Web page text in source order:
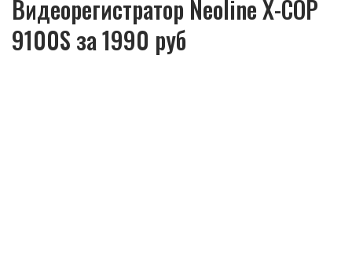
Видеорегистратор Neoline X-COP
9100S за 1990 руб